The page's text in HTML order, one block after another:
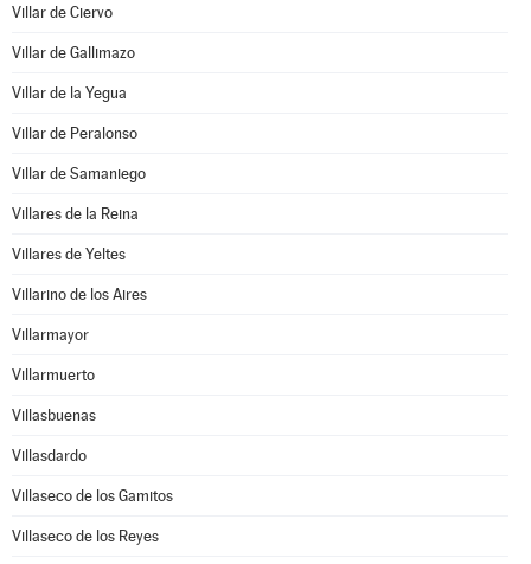
Villar de Ciervo
Villar de Gallimazo
Villar de la Yegua
Villar de Peralonso
Villar de Samaniego
Villares de la Reina
Villares de Yeltes
Villarino de los Aires
Villarmayor
Villarmuerto
Villasbuenas
Villasdardo
Villaseco de los Gamitos
Villaseco de los Reyes